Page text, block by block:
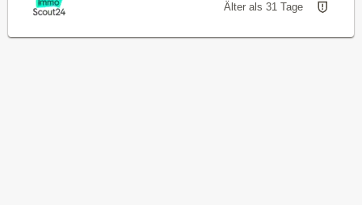
Älter als 31 Tage